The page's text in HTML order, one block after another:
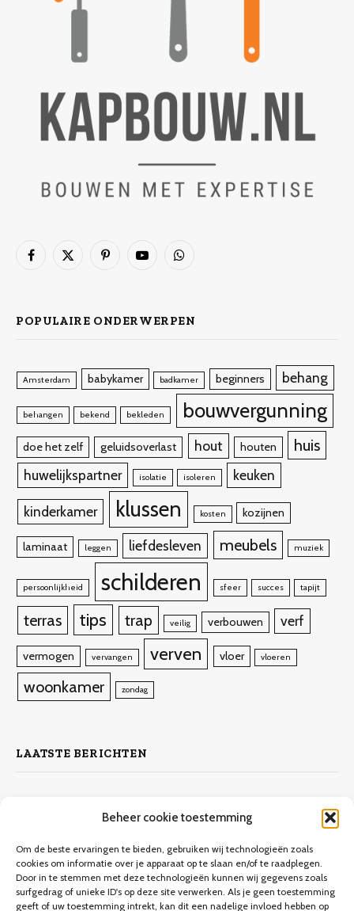
Beheer cookie toestemming
Om de beste ervaringen te bieden, gebruiken wij technologieën zoals
cookies om informatie over je apparaat op te slaan en/of te raadplegen.
Door in te stemmen met deze technologieën kunnen wij gegevens zoals
surfgedrag of unieke ID's op deze site verwerken. Als je geen toestemming
geeft of uw toestemming intrekt, kan dit een nadelige invloed hebben op
Facebook
X
PinterestYouTubeWhatsApp
POPULAIRE ONDERWERPEN
Amsterdam babykamer badkamer beginners behang
behangen bekend bekleden bouwvergunning
doe het zelf geluidsoverlast hout houten huis
huwelijkspartner isolatie isoleren keuken
kinderkamer klussen kosten kozijnen
laminaat leggen liefdesleven meubels muziek
persoonlijkheid schilderen sfeer succes tapijt
terras tips trap veilig verbouwen verf
vermogen vervangen verven vloer vloeren
woonkamer zondag
LAATSTE BERICHTEN
Keuken verbouwen op een budget